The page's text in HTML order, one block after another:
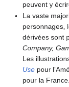
peuvent y
La vaste
personnages,
dérivées sont
Company,
Les
Use pour
pour la France.